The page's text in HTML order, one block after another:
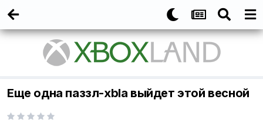
Еще одна паззл-xbla выйдет этой весной